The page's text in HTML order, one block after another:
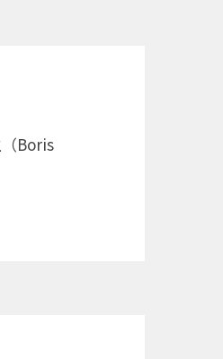
Boris